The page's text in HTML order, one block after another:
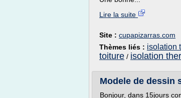
Lire la suite
Site : cupapizarras.com
Thèmes liés : isolation
toiture / isolation
Modele de dessin
Bonjour, dans 15jours